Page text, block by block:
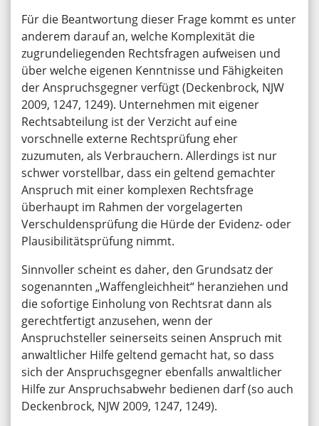
Für die Beantwortung dieser Frage kommt es unter
anderem darauf an, welche Komplexität die
zugrundeliegenden Rechtsfragen aufweisen und
über welche eigenen Kenntnisse und Fähigkeiten
der Anspruchsgegner verfügt (Deckenbrock, NJW
2009, 1247, 1249). Unternehmen mit eigener
Rechtsabteilung ist der Verzicht auf eine
vorschnelle externe Rechtsprüfung eher
zuzumuten, als Verbrauchern. Allerdings ist nur
schwer vorstellbar, dass ein geltend gemachter
Anspruch mit einer komplexen Rechtsfrage
überhaupt im Rahmen der vorgelagerten
Verschuldensprüfung die Hürde der Evidenz- oder
Plausibilitätsprüfung nimmt.
Sinnvoller scheint es daher, den Grundsatz der
sogenannten „Waffengleichheit“ heranziehen und
die sofortige Einholung von Rechtsrat dann als
gerechtfertigt anzusehen, wenn der
Anspruchsteller seinerseits seinen Anspruch mit
anwaltlicher Hilfe geltend gemacht hat, so dass
sich der Anspruchsgegner ebenfalls anwaltlicher
Hilfe zur Anspruchsabwehr bedienen darf (so auch
Deckenbrock, NJW 2009, 1247, 1249).